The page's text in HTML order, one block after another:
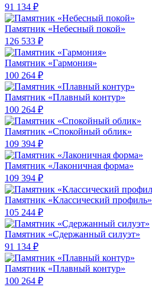
91 134 ₽
Памятник «Небесный покой»
126 533 ₽
Памятник «Гармония»
100 264 ₽
Памятник «Плавный контур»
100 264 ₽
Памятник «Спокойный облик»
109 394 ₽
Памятник «Лаконичная форма»
109 394 ₽
Памятник «Классический профиль»
105 244 ₽
Памятник «Сдержанный силуэт»
91 134 ₽
Памятник «Плавный контур»
100 264 ₽